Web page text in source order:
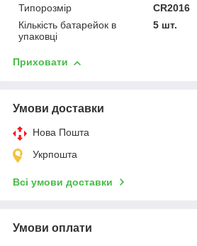
Типорозмір
CR2016
Кількість батарейок в
упаковці
5 шт.
Приховати
Умови доставки
Нова Пошта
Укрпошта
Всі умови доставки
Умови оплати